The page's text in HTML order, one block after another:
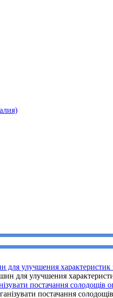
улучшения характеристик
постачання солодощів